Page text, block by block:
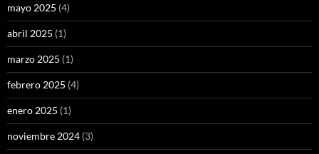
mayo 2025 (4)
abril 2025 (1)
marzo 2025 (1)
febrero 2025 (4)
enero 2025 (1)
noviembre 2024 (3)